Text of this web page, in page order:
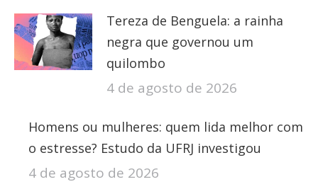
Tereza de Benguela: a rainha
negra que governou um
quilombo
4 de agosto de 2026
Homens ou mulheres: quem lida melhor com
o estresse? Estudo da UFRJ investigou
4 de agosto de 2026